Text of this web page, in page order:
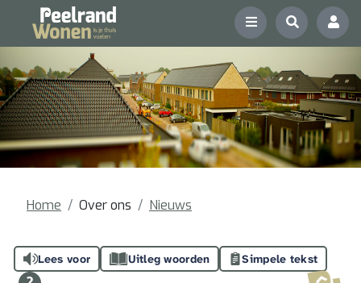
Home Over ons Nieuws
Lees voor Uitleg woorden Simpele tekst